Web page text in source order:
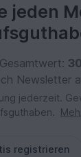
jeden
Newsletter
jederzeit.
registrieren